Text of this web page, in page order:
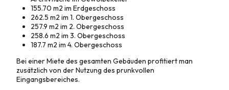
155.70 m2 im Erdgeschoss
262.5 m2 im 1. Obergeschoss
257.9 m2 im 2. Obergeschoss
258.6 m2 im 3. Obergeschoss
187.7 m2 im 4. Obergeschoss
Bei einer Miete des gesamten Gebäuden profitiert man
zusätzlich von der Nutzung des prunkvollen
Eingangsbereiches.